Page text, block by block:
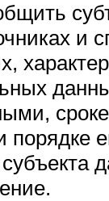
и
порядке